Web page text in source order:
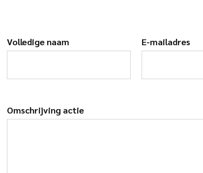
Volledige naam E-mailadres
Omschrijving actie